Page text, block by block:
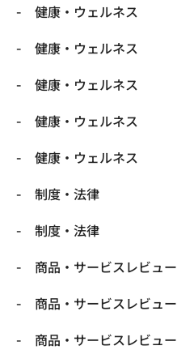
健康・ウェルネス
健康・ウェルネス
健康・ウェルネス
健康・ウェルネス
健康・ウェルネス
制度・法律
制度・法律
商品・サービスレビュー
商品・サービスレビュー
商品・サービスレビュー